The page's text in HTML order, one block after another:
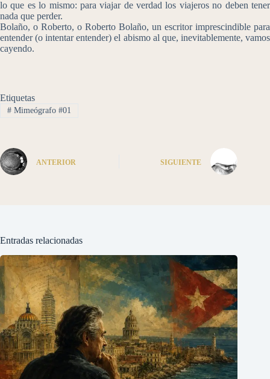
lo que es lo mismo: para viajar de verdad los viajeros no deben tener
nada que perder.
Bolaño, o Roberto, o Roberto Bolaño, un escritor imprescindible para
entender (o intentar entender) el abismo al que, inevitablemente, vamos
cayendo.
Etiquetas
#Mimeógrafo #01
ANTERIOR SIGUIENTE
Entradas relacionadas